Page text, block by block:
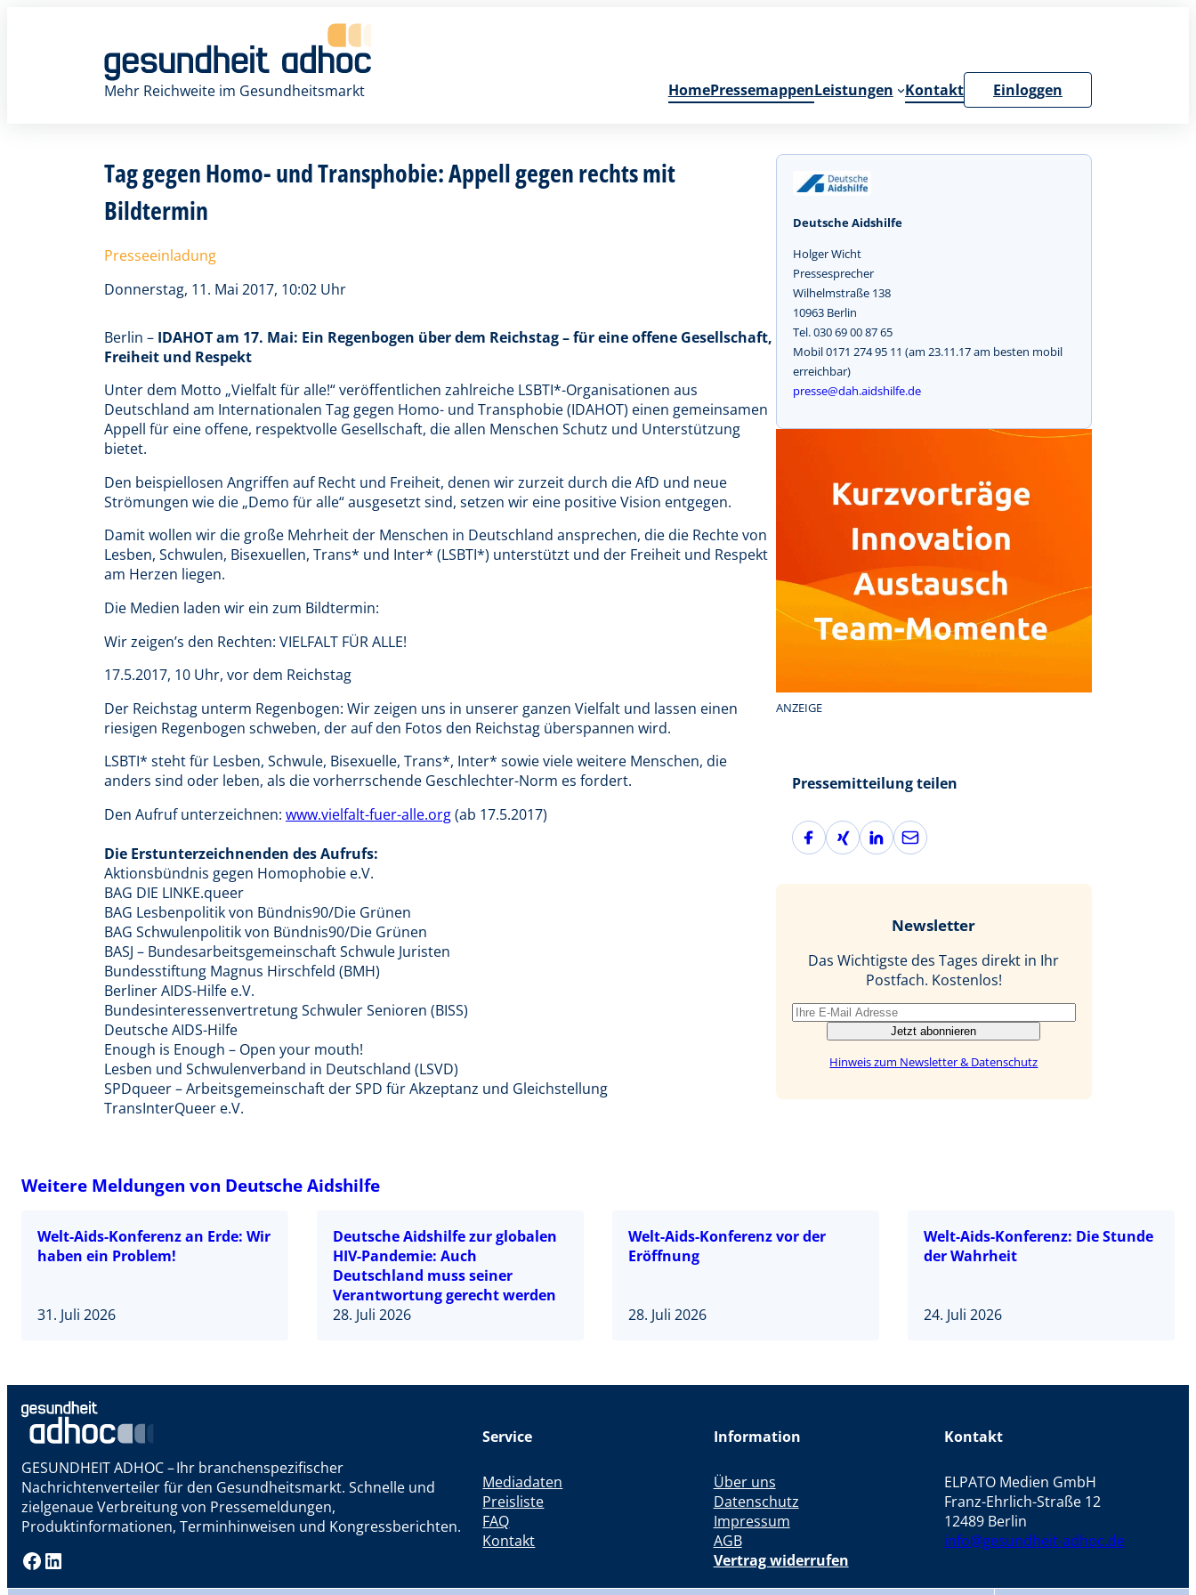
Mehr Reichweite im Gesundheitsmarkt
HomePressemappenLeistungen Kontakt Einloggen
Tag gegen Homo- und Transphobie: Appell gegen rechts mit
Bildtermin
Presseeinladung
Donnerstag, 11. Mai 2017, 10:02 Uhr
Berlin – IDAHOT am 17. Mai: Ein Regenbogen über dem Reichstag – für eine offene Gesellschaft,
Freiheit und Respekt
Unter dem Motto „Vielfalt für alle!“ veröffentlichen zahlreiche LSBTI*-Organisationen aus
Deutschland am Internationalen Tag gegen Homo- und Transphobie (IDAHOT) einen gemeinsamen
Appell für eine offene, respektvolle Gesellschaft, die allen Menschen Schutz und Unterstützung
bietet.
Den beispiellosen Angriffen auf Recht und Freiheit, denen wir zurzeit durch die AfD und neue
Strömungen wie die „Demo für alle“ ausgesetzt sind, setzen wir eine positive Vision entgegen.
Damit wollen wir die große Mehrheit der Menschen in Deutschland ansprechen, die die Rechte von
Lesben, Schwulen, Bisexuellen, Trans* und Inter* (LSBTI*) unterstützt und der Freiheit und Respekt
am Herzen liegen.
Die Medien laden wir ein zum Bildtermin:
Wir zeigen’s den Rechten: VIELFALT FÜR ALLE!
17.5.2017, 10 Uhr, vor dem Reichstag
Der Reichstag unterm Regenbogen: Wir zeigen uns in unserer ganzen Vielfalt und lassen einen
riesigen Regenbogen schweben, der auf den Fotos den Reichstag überspannen wird.
LSBTI* steht für Lesben, Schwule, Bisexuelle, Trans*, Inter* sowie viele weitere Menschen, die
anders sind oder leben, als die vorherrschende Geschlechter-Norm es fordert.
Den Aufruf unterzeichnen: www.vielfalt-fuer-alle.org(ab 17.5.2017)
Die Erstunterzeichnenden des Aufrufs:
Aktionsbündnis gegen Homophobie e.V.
BAG DIE LINKE.queer
BAG Lesbenpolitik von Bündnis90/Die Grünen
BAG Schwulenpolitik von Bündnis90/Die Grünen
BASJ – Bundesarbeitsgemeinschaft Schwule Juristen
Bundesstiftung Magnus Hirschfeld (BMH)
Berliner AIDS-Hilfe e.V.
Bundesinteressenvertretung Schwuler Senioren (BISS)
Deutsche AIDS-Hilfe
Enough is Enough – Open your mouth!
Lesben und Schwulenverband in Deutschland (LSVD)
SPDqueer – Arbeitsgemeinschaft der SPD für Akzeptanz und Gleichstellung
TransInterQueer e.V.
Deutsche Aidshilfe
Holger Wicht
Pressesprecher
Wilhelmstraße 138
10963 Berlin
Tel. 030 69 00 87 65
Mobil 0171 274 95 11 (am 23.11.17 am besten mobil
erreichbar)
presse@dah.aidshilfe.de
ANZEIGE
Pressemitteilung teilen
F
a
X
i
L
i
n
E
-
l
Newsletter
Das Wichtigste des Tages direkt in Ihr
Postfach. Kostenlos!
Jetzt abonnieren
Hinweis zum Newsletter & Datenschutz
Weitere Meldungen von Deutsche Aidshilfe
Welt-Aids-Konferenz an Erde: Wir
haben ein Problem!
31. Juli 2026
Deutsche Aidshilfe zur globalen
HIV-Pandemie: Auch
Deutschland muss seiner
Verantwortung gerecht werden
28. Juli 2026
Welt-Aids-Konferenz vor der
Eröffnung
28. Juli 2026
Welt-Aids-Konferenz: Die Stunde
der Wahrheit
24. Juli 2026
GESUNDHEIT ADHOC – Ihr branchenspezifischer
Nachrichtenverteiler für den Gesundheitsmarkt. Schnelle und
zielgenaue Verbreitung von Pressemeldungen,
Produktinformationen, Terminhinweisen und Kongressberichten.
Facebook LinkedIn
Service
Mediadaten
Preisliste
FAQ
Kontakt
Information
Über uns
Datenschutz
Impressum
AGB
Vertrag widerrufen
Kontakt
ELPATO Medien GmbH
Franz-Ehrlich-Straße 12
12489 Berlin
info@gesundheit-adhoc.de